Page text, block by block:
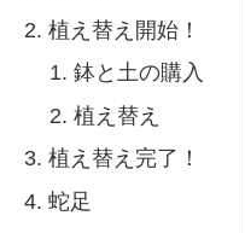
植え替え開始！
鉢と土の購入
植え替え
植え替え完了！
蛇足